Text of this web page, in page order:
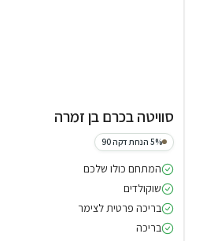
סוויטה בכרם בן זמרה
5% הנחת דקה 90
המתחם כולו שלכם
שוקולדים
בריכה פרטית לצימר
בריכה